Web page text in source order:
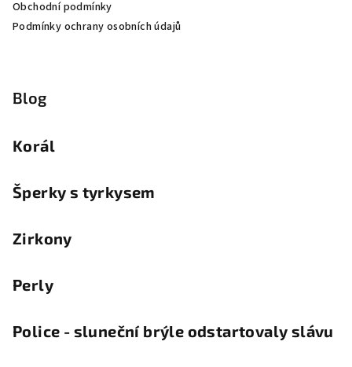
Obchodní podmínky
Podmínky ochrany osobních údajů
Blog
Korál
Šperky s tyrkysem
Zirkony
Perly
Police - sluneční brýle odstartovaly slávu